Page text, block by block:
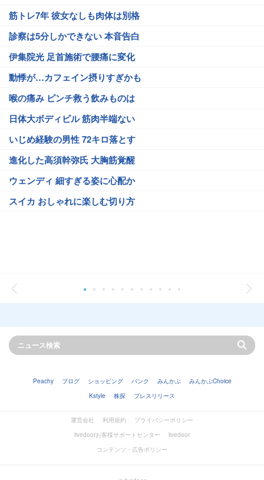
筋トレ7年 彼女なしも肉体は別格
診察は5分しかできない 本音告白
伊集院光 足首施術で腰痛に変化
動悸が…カフェイン摂りすぎかも
喉の痛み ピンチ救う飲みものは
日体大ボディビル 筋肉半端ない
いじめ経験の男性 72キロ落とす
進化した高須幹弥氏 大胸筋覚醒
ウェンディ 細すぎる姿に心配か
スイカ おしゃれに楽しむ切り方
Peachy ブログ ショッピング バンク みんかぶ
みんかぶChoice
Kstyle
株探 プレスリリース
運営会社 利用規約
プライバシーポリシー
livedoorお客様サポートセンター
livedoor
コンテンツ・広告ポリシー